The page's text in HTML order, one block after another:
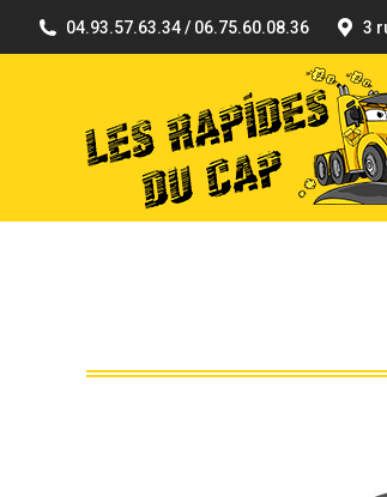
04.93.57.63.34 / 06.75.60.08.36 3